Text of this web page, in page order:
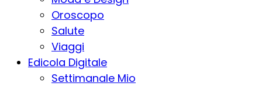
Oroscopo
Salute
Viaggi
Edicola Digitale
Settimanale Mio